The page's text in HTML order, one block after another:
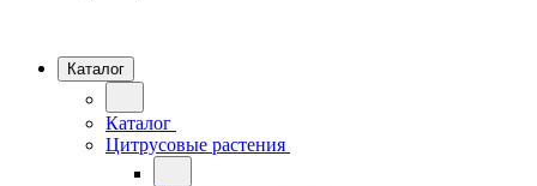
Каталог
Каталог
Цитрусовые растения